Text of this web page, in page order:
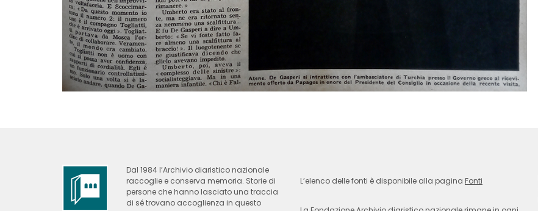
Dal 1984 l’Archivio diaristico nazionale
raccoglie e conserva memoria. Storie di
persone che hanno lasciato una traccia
di sé trovano accoglienza in questo
L’elenco delle fonti è disponibile alla pagina Fonti